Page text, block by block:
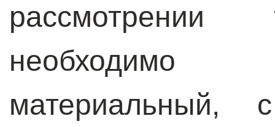
рассмотрении
необходимо
материальный, с